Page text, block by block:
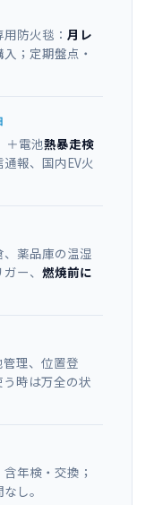
防火毯： 月レ
入；定期盤点・
＋電池熱暴走検
報、国内EV火
薬品庫の温湿
ー、 燃焼前に
理、位置登
時は万全の状
年検・交換；
し。